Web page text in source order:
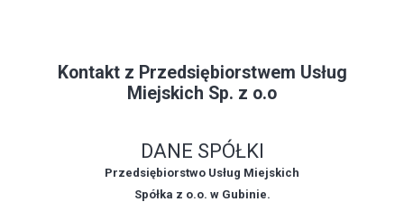
Kontakt z Przedsiębiorstwem Usług
Miejskich Sp. z o.o
DANE SPÓŁKI
Przedsiębiorstwo Usług Miejskich
Spółka z o.o. w Gubinie.